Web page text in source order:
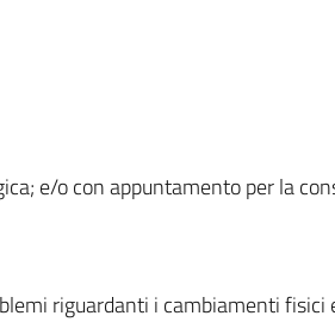
e/o con appuntamento per la
riguardanti i cambiamenti fisici